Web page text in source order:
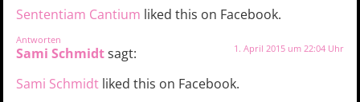
Sententiam Cantium liked this on Facebook.
Antworten
Sami Schmidtsagt: 1. April 2015 um 22:04 Uhr
Sami Schmidt liked this on Facebook.